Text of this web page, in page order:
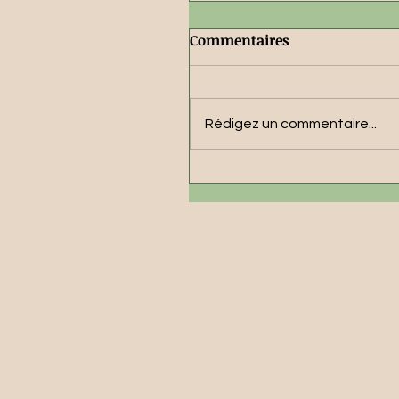
recommande pas
Commentaires
Rédigez un commentaire...